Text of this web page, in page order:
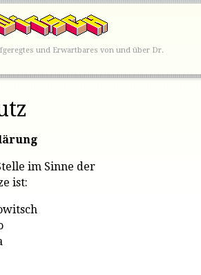
und Erwartbares von und über Dr.
im Sinne der
ist: